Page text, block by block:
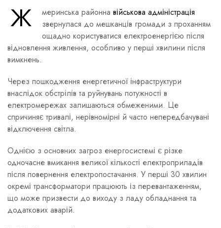
Ж меринська районна військова адміністрація
звернулася до мешканців громади з проханням
ощадно користуватися електроенергією після
відновлення живлення, особливо у перші хвилини після
вимкнень.
Через пошкодження енергетичної інфраструктури
внаслідок обстрілів та руйнувань потужності в
електромережах залишаються обмеженими. Це
спричиняє тривалі, нерівномірні й часто непередбачувані
відключення світла.
Однією з основних загроз енергосистемі є різке
одночасне вмикання великої кількості електроприладів
після повернення електропостачання. У перші 30 хвилин
окремі трансформатори працюють із перевантаженням,
що може призвести до виходу з ладу обладнання та
додаткових аварій.